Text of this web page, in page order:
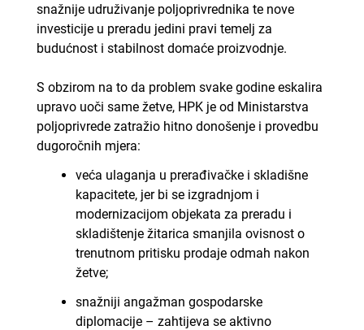
snažnije udruživanje poljoprivrednika te nove
investicije u preradu jedini pravi temelj za
budućnost i stabilnost domaće proizvodnje.
S obzirom na to da problem svake godine eskalira
upravo uoči same žetve, HPK je od Ministarstva
poljoprivrede zatražio hitno donošenje i provedbu
dugoročnih mjera:
veća ulaganja u prerađivačke i skladišne
kapacitete, jer bi se izgradnjom i
modernizacijom objekata za preradu i
skladištenje žitarica smanjila ovisnost o
trenutnom pritisku prodaje odmah nakon
žetve;
snažniji angažman gospodarske
diplomacije – zahtijeva se aktivno